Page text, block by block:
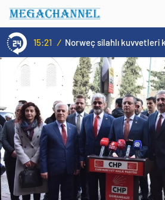
15:20 /
davet ediyoruz